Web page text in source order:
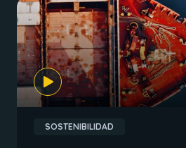
SOSTENIBILIDAD